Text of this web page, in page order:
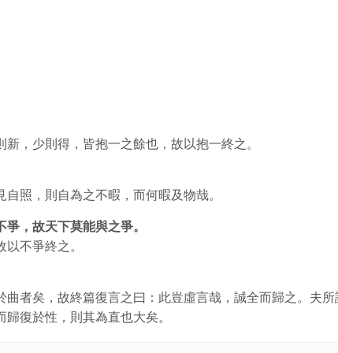
，少則得，皆抱一之餘也，故以抱一終之。
照，則自為之不暇，而何暇及物哉。
，故天下莫能與之爭。
不爭終之。
者矣，故終篇復言之曰：此豈虛言哉，誠全而歸之。夫
復於性，則其為直也大矣。